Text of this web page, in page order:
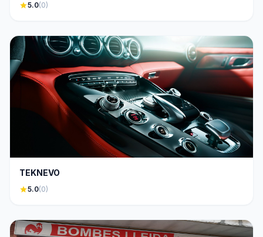
star5.0(0)
TEKNEVO
star5.0(0)